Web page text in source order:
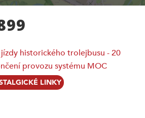
historického trolejbusu - 20
provozu systému MOC
LINKY